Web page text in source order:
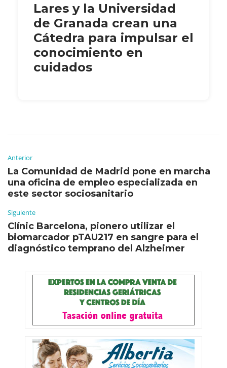
Lares y la Universidad
de Granada crean una
Cátedra para impulsar el
conocimiento en
cuidados
Anterior
La Comunidad de Madrid pone en marcha
una oficina de empleo especializada en
este sector sociosanitario
Siguiente
Clínic Barcelona, pionero utilizar el
biomarcador pTAU217 en sangre para el
diagnóstico temprano del Alzheimer